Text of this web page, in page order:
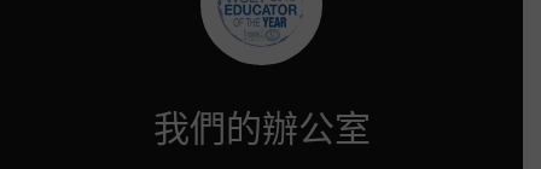
我們的辦公室